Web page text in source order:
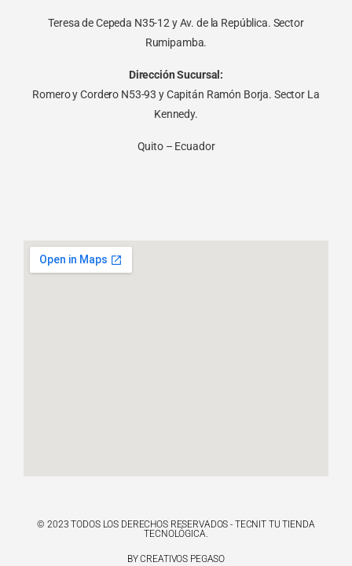
Teresa de Cepeda N35-12 y Av. de la República. Sector
Rumipamba.
Dirección Sucursal:
Romero y Cordero N53-93 y Capitán Ramón Borja. Sector La
Kennedy.
Quito – Ecuador
© 2023 TODOS LOS DERECHOS RESERVADOS - TECNIT TU TIENDA
TECNOLÓGICA.
BY CREATIVOS PEGASO